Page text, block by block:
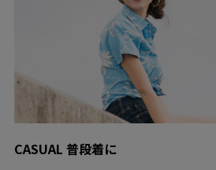
CASUAL 普段着に